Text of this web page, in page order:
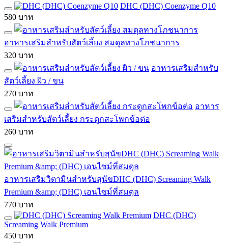
DHC (DHC) Coenzyme Q10
580 บาท
อาหารเสริมสำหรับสัตว์เลี้ยง สมดุลทางโภชนาการ
320 บาท
อาหารเสริมสำหรับ
สัตว์เลี้ยง ผิว / ขน
270 บาท
อาหาร
เสริมสำหรับสัตว์เลี้ยง กระดูกสะโพกข้อต่อ
260 บาท
อาหารเสริมวิตามินสำหรับสุนัขDHC (DHC) Screaming Walk
Premium &amp; (DHC) เอนไซม์ที่สมดุล
770 บาท
DHC (DHC)
Screaming Walk Premium
450 บาท